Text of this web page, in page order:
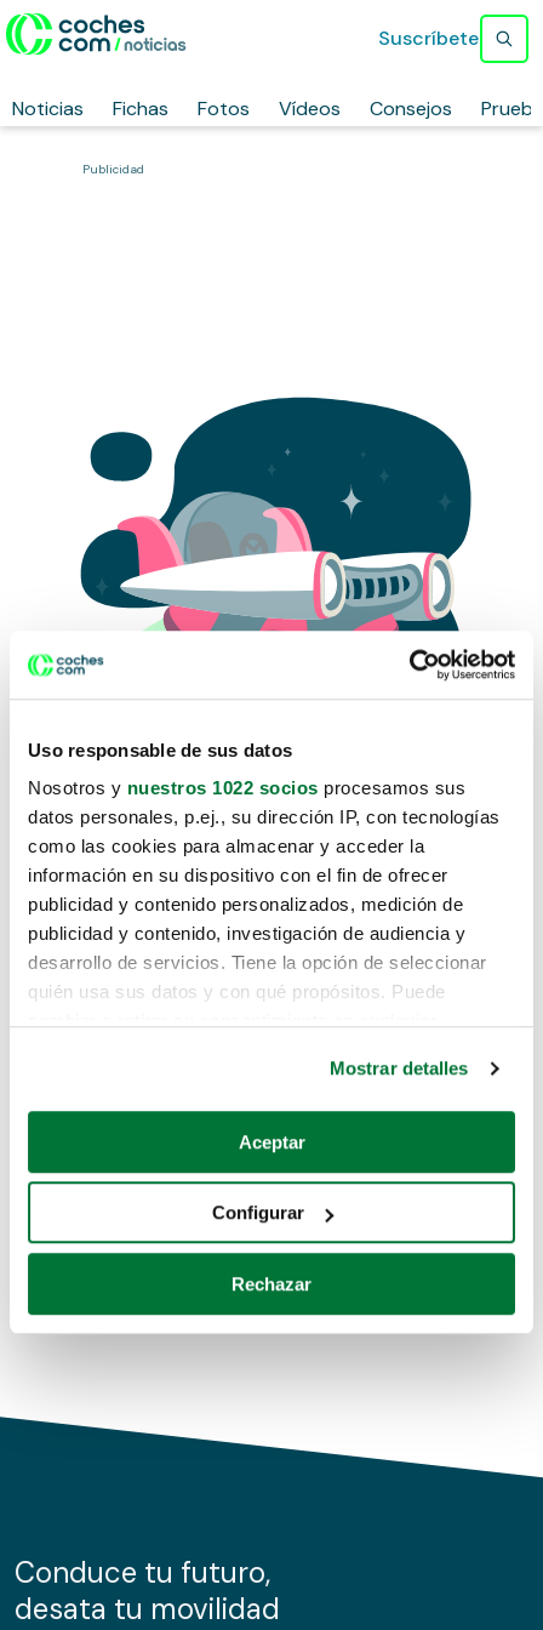
Uso responsable de sus datos
Nosotros y nuestros 1022 socios procesamos sus
datos personales, p.ej., su dirección IP, con tecnologías
como las cookies para almacenar y acceder la
información en su dispositivo con el fin de ofrecer
publicidad y contenido personalizados, medición de
publicidad y contenido, investigación de audiencia y
desarrollo de servicios. Tiene la opción de seleccionar
quién usa sus datos y con qué propósitos. Puede
Si lo permite, también quisiéramos:
Recopilar información sobre su ubicación geográfica
Identificar su dispositivo analizándolo activamente
para buscar características específicas (huellas
Obtenga más información sobre cómo se procesan sus
de cookies.
información sobre el uso que haga del sitio web con
nuestros partners de redes sociales, publicidad y análisis
Mostrar detalles
Aceptar
Configurar
Rechazar
Noticias Fichas Fotos Vídeos Consejos
Suscríbete
Publicidad
Lo sentimos, no sabemos como
te hemos traido hasta aquí.
Pero puedes encontrar el coche que estás
buscando en alguno de estos enlaces:
Coches de segunda mano
Coches de km0
Conduce tu futuro,
desata tu movilidad